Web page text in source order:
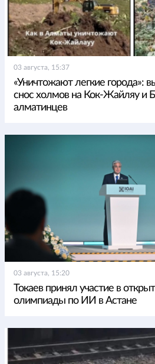
03 августа, 15:37
«Уничтожают легкие города»:
снос холмов на Кок-Жайляу и
алматинцев
03 августа, 15:20
Токаев принял участие в
олимпиады по ИИ в Астане